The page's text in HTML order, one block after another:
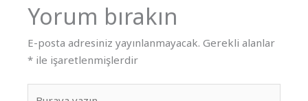
Yorum bırakın
E-posta adresiniz yayınlanmayacak. Gerekli alanlar
* ile işaretlenmişlerdir